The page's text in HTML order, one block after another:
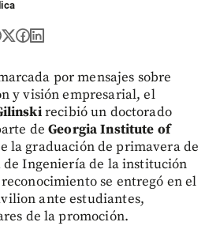
por mensajes sobre
y visión empresarial, el
recibió un doctorado
deGeorgia Institute of
la graduación de primavera de
de Ingeniería de la institución
se entregó en el
ante estudiantes,
de la promoción.